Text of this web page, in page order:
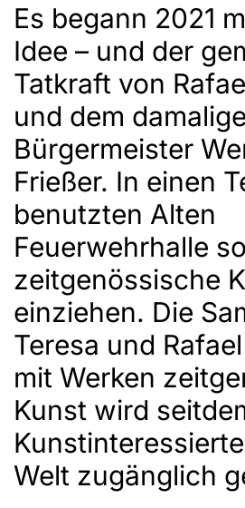
Es begann 2021
Idee – und der
Tatkraft von
und dem
Bürgermeister
Frießer. In einen
benutzten Alten
Feuerwehrhalle
zeitgenössische
einziehen. Die
Teresa und
mit Werken
Kunst wird
Welt zugänglich